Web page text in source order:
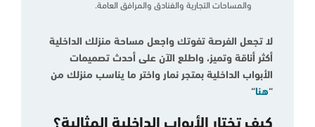
والمساحات التجارية والفنادق والمرافق العامة.
لا تجعل الفرصة تفوتك واجعل مساحة منزلك الداخلية
أكثر أناقة وتميز، واطلع الآن على أحدث تصميمات
الأبواب الداخلية بمتجر نمار واختر ما يناسب منزلك من
“هنا“
كيف تختار الأبواب الداخلية المثالية؟